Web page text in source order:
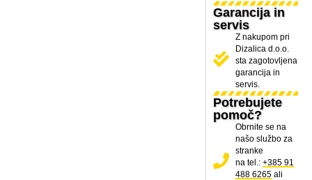
Garancija in
servis
Z nakupom pri
Dizalica d.o.o.
sta zagotovljena
garancija in
servis.
Potrebujete
pomoč?
Obrnite se na
našo službo za
stranke
na tel.: +385 91
488 6265ali